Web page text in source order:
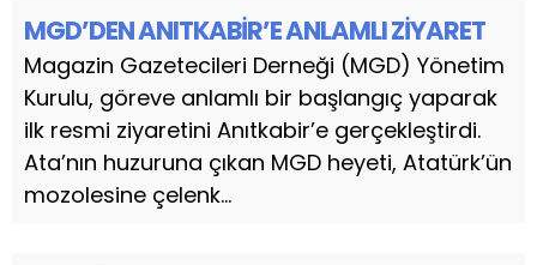
MGD’DEN ANITKABİR’E ANLAMLI ZİYARET
Magazin Gazetecileri Derneği (MGD) Yönetim
Kurulu, göreve anlamlı bir başlangıç yaparak
ilk resmi ziyaretini Anıtkabir’e gerçekleştirdi.
Ata’nın huzuruna çıkan MGD heyeti, Atatürk’ün
mozolesine çelenk...